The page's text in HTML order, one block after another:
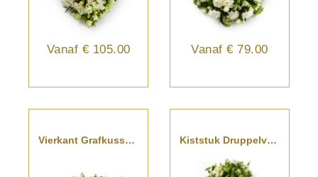
Vanaf € 105.00 Vanaf € 79.00
Vierkant Grafkussen Wit Kiststuk Druppelvorm